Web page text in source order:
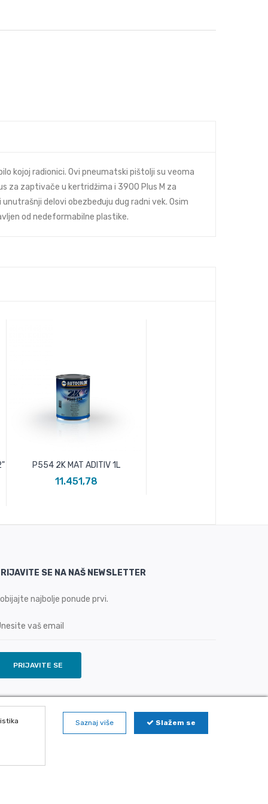
kojoj radionici. Ovi pneumatski pištolji su veoma
za zaptivače u kertridžima i 3900 Plus M za
delovi obezbeđuju dug radni vek. Osim
od nedeformabilne plastike.
P554 2K MAT ADITIV 1L
11.451,78
SE NA NAŠ NEWSLETTER
najbolje ponude prvi.
PRIJAVITE SE
Saznaj više Slažem se